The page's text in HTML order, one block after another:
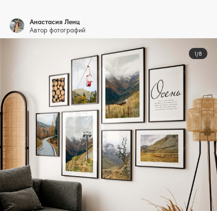
Анастасия Ленц
Автор фотографий
1/8